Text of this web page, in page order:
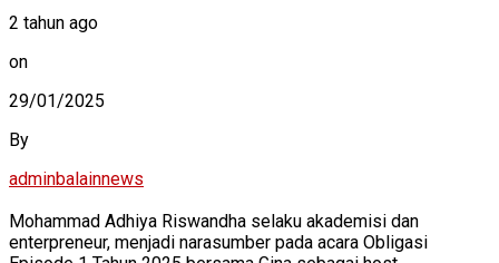
2 tahun ago
on
29/01/2025
By
adminbalainnews
Mohammad Adhiya Riswandha selaku akademisi dan
enterpreneur, menjadi narasumber pada acara Obligasi